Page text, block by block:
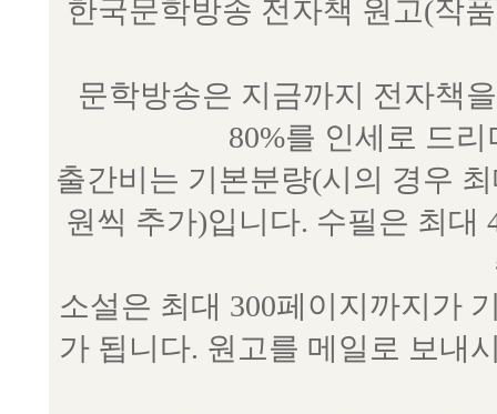
한국문학방송 전자책 원고(작
문학방송은 지금까지 전자책
80%를 인세로 드
출간비는 기본분량(시의 경우
원씩 추가)입니다. 수필은 최대
소설은 최대 300페이지까지가
가 됩니다. 원고를 메일로 보내